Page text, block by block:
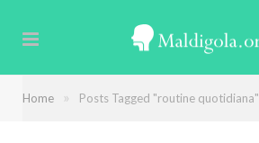
Home » Posts Tagged "routine quotidiana"